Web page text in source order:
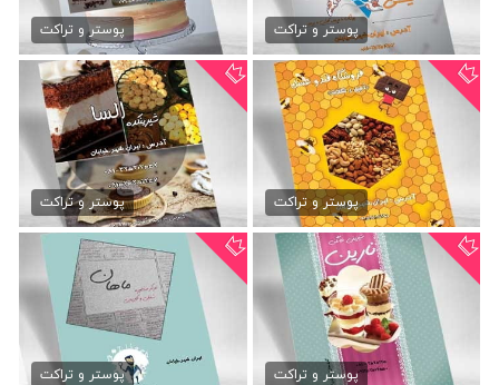
79,000 تومان پوستر و تراکت
79,000 تومان پوستر و تراکت
تراکت لایه باز اجیل فروشی
79,000 تومان پوستر و تراکت
تراکت شیرینی فروشی
79,000 تومان پوستر و تراکت
دانلود تراکت شیرینی فروشی
79,000 تومان پوستر و تراکت
دانلود تراکت لایه باز...
79,000 تومان پوستر و تراکت